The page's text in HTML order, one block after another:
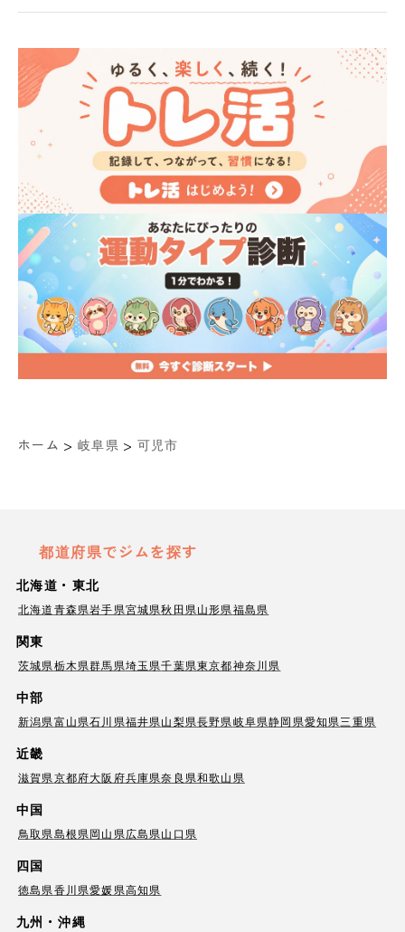
ホーム > 岐阜県 > 可児市
都道府県でジムを探す
北海道・東北
北海道青森県岩手県宮城県秋田県山形県福島県
関東
茨城県栃木県群馬県埼玉県千葉県東京都神奈川県
中部
新潟県富山県石川県福井県山梨県長野県岐阜県静岡県愛知県三重県
近畿
滋賀県京都府大阪府兵庫県奈良県和歌山県
中国
鳥取県島根県岡山県広島県山口県
四国
徳島県香川県愛媛県高知県
九州・沖縄